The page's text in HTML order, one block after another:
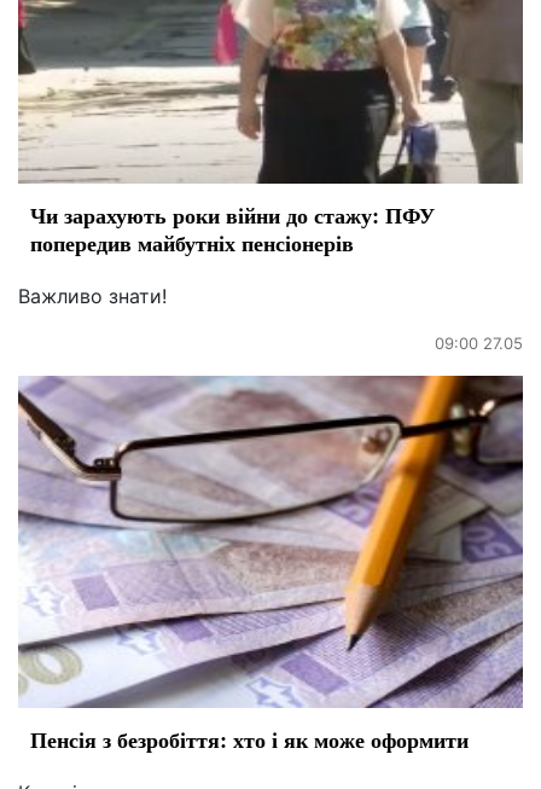
Чи зарахують роки війни до стажу: ПФУ
попередив майбутніх пенсіонерів
Важливо знати!
09:00 27.05
Пенсія з безробіття: хто і як може оформити